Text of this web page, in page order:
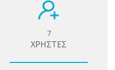
7
ΧΡΗΣΤΕΣ